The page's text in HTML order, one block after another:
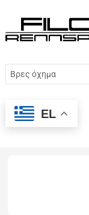
περιεχόμενο
Search
...
EL